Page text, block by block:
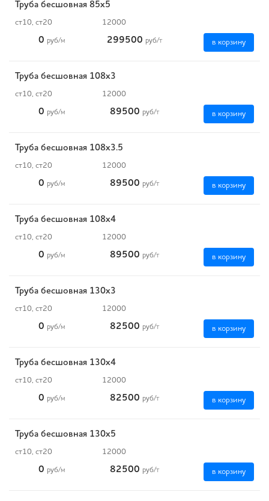
Труба бесшовная 85х5
ст10, ст20 12000
0 руб/м 299500 руб/т в корзину
Труба бесшовная 108х3
ст10, ст20 12000
0 руб/м 89500 руб/т в корзину
Труба бесшовная 108х3.5
ст10, ст20 12000
0 руб/м 89500 руб/т в корзину
Труба бесшовная 108х4
ст10, ст20 12000
0 руб/м 89500 руб/т в корзину
Труба бесшовная 130х3
ст10, ст20 12000
0 руб/м 82500 руб/т в корзину
Труба бесшовная 130х4
ст10, ст20 12000
0 руб/м 82500 руб/т в корзину
Труба бесшовная 130х5
ст10, ст20 12000
0 руб/м 82500 руб/т в корзину